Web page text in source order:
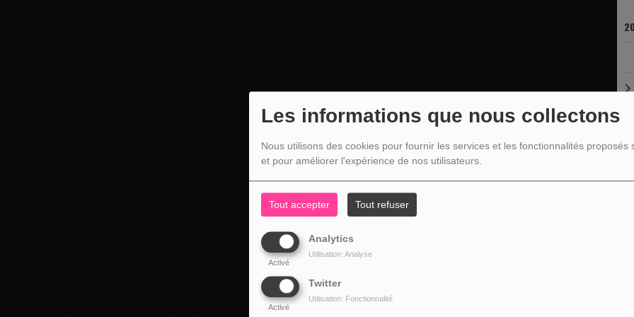
Les informations que nous collectons
Nous utilisons des cookies pour fournir les services et les fonctionnalités proposés
et pour améliorer l'expérience de nos utilisateurs.
Tout accepter Tout refuser
Analytics
Activé
Utilisation: Analyse
Twitter
Activé
Utilisation: Fonctionnalité